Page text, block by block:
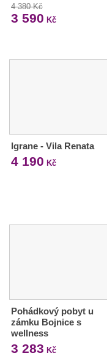
4 380 Kč
3 590 Kč
Igrane - Vila Renata
4 190 Kč
Pohádkový pobyt u
zámku Bojnice s
wellness
3 283 Kč